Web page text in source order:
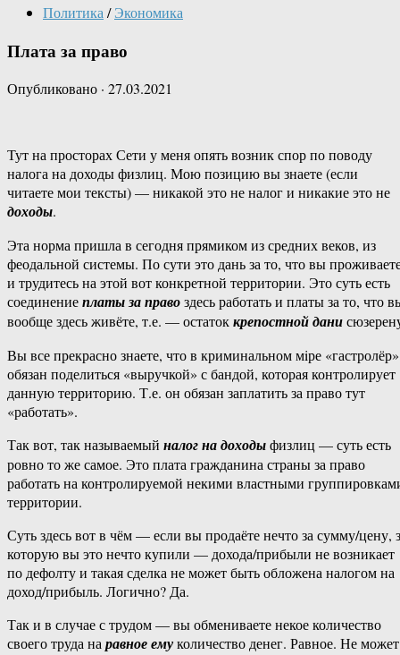
Политика / Экономика
Плата за право
Опубликовано · 27.03.2021
Тут на просторах Сети у меня опять возник спор по поводу
налога на доходы физлиц. Мою позицию вы знаете (если
читаете мои тексты) — никакой это не налог и никакие это не
доходы.
Эта норма пришла в сегодня прямиком из средних веков, из
феодальной системы. По сути это дань за то, что вы
и трудитесь на этой вот конкретной территории. Это суть есть
соединениеплаты за правоздесь работать и платы за то, что
вообще здесь живёте, т.е. — остатоккрепостной дани
Вы все прекрасно знаете, что в криминальном мiре «гастролёр»
обязан поделиться «выручкой» с бандой, которая контролирует
данную территорию. Т.е. он обязан заплатить за право тут
«работать».
Так вот, так называемый налог на доходыфизлиц — суть есть
ровно то же самое. Это плата гражданина страны за право
работать на контролируемой некими властными
территории.
Суть здесь вот в чём — если вы продаёте нечто за сумму/цену,
которую вы это нечто купили — дохода/прибыли не возникает
по дефолту и такая сделка не может быть обложена налогом на
доход/прибыль. Логично? Да.
Так и в случае с трудом — вы обмениваете некое количество
своего труда наравное емуколичество денег. Равное. Не может